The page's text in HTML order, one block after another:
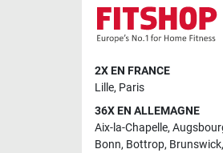
2X EN FRANCE
Lille, Paris
36X EN ALLEMAGNE
Aix-la-Chapelle,
Bonn, Bottrop, Brunswick,